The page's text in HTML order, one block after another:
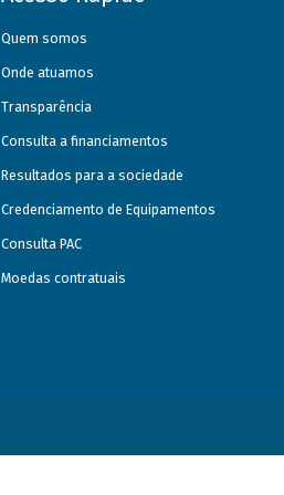
Quem somos
Onde atuamos
Transparência
Consulta a financiamentos
Resultados para a sociedade
Credenciamento de Equipamentos
Consulta PAC
Moedas contratuais